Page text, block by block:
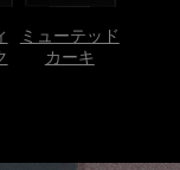
ミューテッド
カーキ